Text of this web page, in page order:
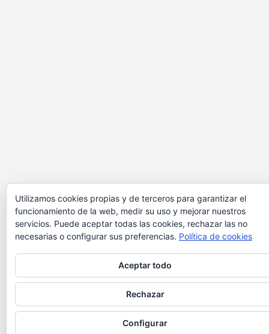
Utilizamos cookies propias y de terceros para garantizar el
funcionamiento de la web, medir su uso y mejorar nuestros
servicios. Puede aceptar todas las cookies, rechazar las no
necesarias o configurar sus preferencias. Política de cookies
Aceptar todo
Rechazar
Configurar